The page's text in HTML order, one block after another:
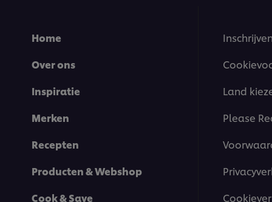
Home
Over ons
Inspiratie
Merken
Recepten
Producten & Webshop
Cook & Save
Land
Please